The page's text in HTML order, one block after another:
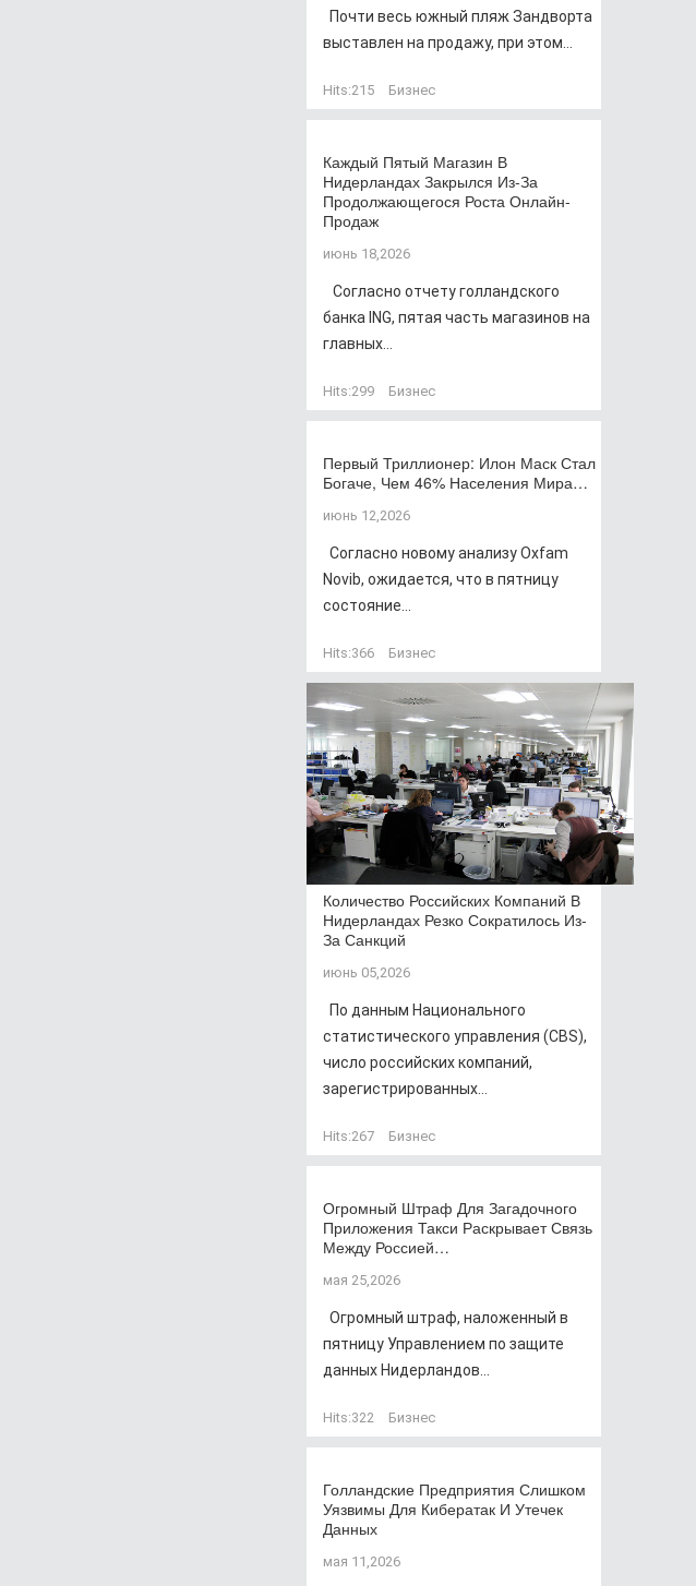
Почти весь южный пляж Зандворта
выставлен на продажу, при этом...
Hits:215 Бизнес
Каждый Пятый Магазин В
Нидерландах Закрылся Из-За
Продолжающегося Роста Онлайн-
Продаж
июнь 18,2026
Согласно отчету голландского
банка ING, пятая часть магазинов на
главных...
Hits:299 Бизнес
Первый Триллионер: Илон Маск Стал
Богаче, Чем 46% Населения Мира…
июнь 12,2026
Согласно новому анализу Oxfam
Novib, ожидается, что в пятницу
состояние...
Hits:366 Бизнес
Количество Российских Компаний В
Нидерландах Резко Сократилось Из-
За Санкций
июнь 05,2026
По данным Национального
статистического управления (CBS),
число российских компаний,
зарегистрированных...
Hits:267 Бизнес
Огромный Штраф Для Загадочного
Приложения Такси Раскрывает Связь
Между Россией…
мая 25,2026
Огромный штраф, наложенный в
пятницу Управлением по защите
данных Нидерландов...
Hits:322 Бизнес
Голландские Предприятия Слишком
Уязвимы Для Кибератак И Утечек
Данных
мая 11,2026